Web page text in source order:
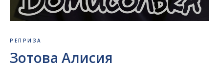
РЕПРИЗА
Зотова Алисия